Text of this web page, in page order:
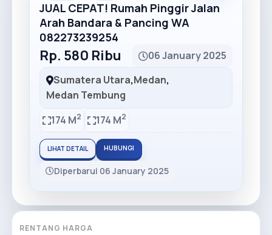
JUAL CEPAT! Rumah Pinggir Jalan
Arah Bandara & Pancing WA
082273239254
Rp. 580 Ribu
06 January 2025
Sumatera Utara,Medan,
Medan Tembung
174 M2 174 M2
LIHAT DETAIL HUBUNGI
Diperbarui 06 January 2025
RENTANG HARGA